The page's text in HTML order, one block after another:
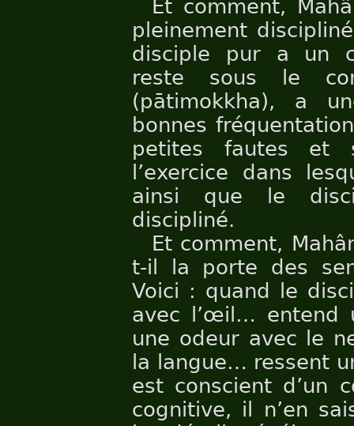
Et comment,
pleinement
disciple pur a un
reste sous le
(pātimokkha), a
bonnes
petites fautes et
l’exercice dans
ainsi que le
discipliné.
Et comment,
t-il la porte des
Voici : quand le
avec l’œil… entend
une odeur avec le
la langue… ressent
est conscient d’un
cognitive, il n’en